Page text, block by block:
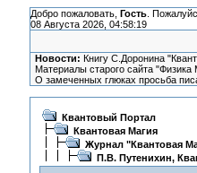
Добро пожаловать, Гость.
08 Августа 2026, 04:58:19
Новости: Книгу С.Доронина
Материалы старого сайта
О замеченных глюках просьба
Квантовый Портал
Квантовая Магия
Журнал "Квантовая
П.В. Путенихин,